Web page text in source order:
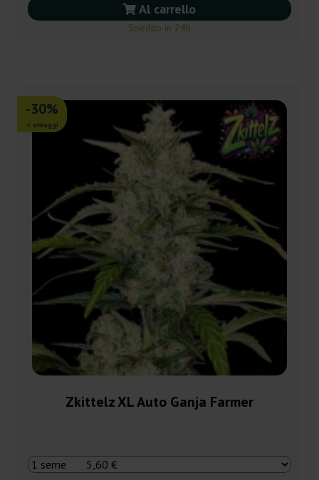
Al carrello
Spedito in 24h
-30%
+ omaggi
Zkittelz XL Auto Ganja Farmer